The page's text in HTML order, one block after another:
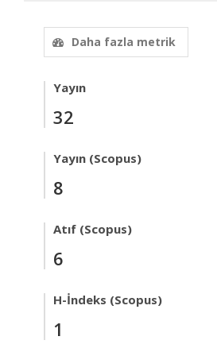
Daha fazla metrik
Yayın
32
Yayın (Scopus)
8
Atıf (Scopus)
6
H-İndeks (Scopus)
1